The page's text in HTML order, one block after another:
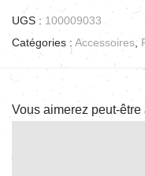
UGS : 100009033
Catégories : Accessoires
Vous aimerez peut-